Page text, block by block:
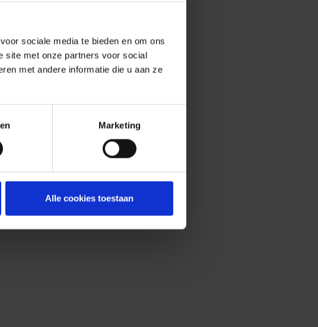
sociale media te bieden en om ons
site met onze partners voor social
met andere informatie die u aan ze
Marketing
Alle cookies toestaan